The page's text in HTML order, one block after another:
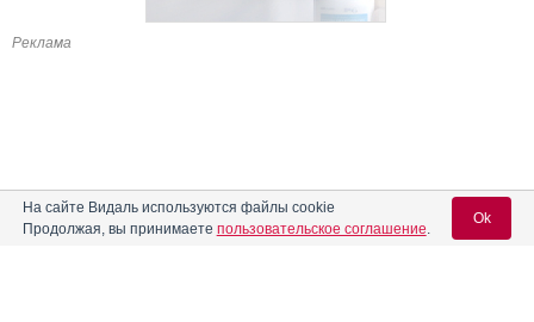
Реклама
На сайте Видаль используются файлы cookie
Продолжая, вы принимаете пользовательское соглашение.
Ok